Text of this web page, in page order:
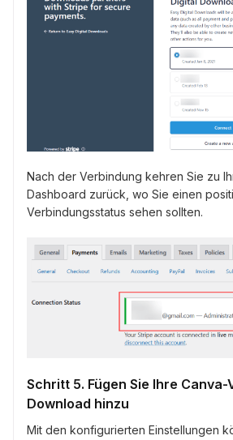
Nach der Verbindung kehren Sie zu
Dashboard zurück, wo Sie einen
Verbindungsstatus sehen sollten.
Schritt 5. Fügen Sie Ihre Canva-
Download hinzu
Mit den konfigurierten Einstellungen